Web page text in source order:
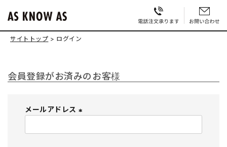
サイトトップ ログイン
会員登録がお済みのお客様
メールアドレス
必